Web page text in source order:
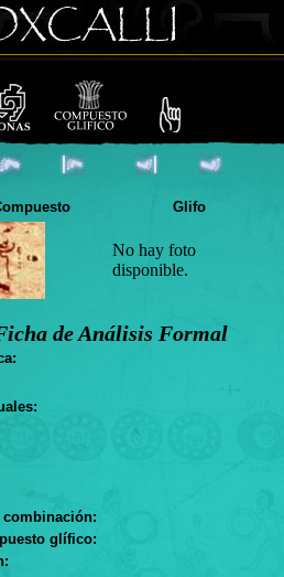
Glifo
No hay foto
disponible.
de Análisis Formal
glífico: